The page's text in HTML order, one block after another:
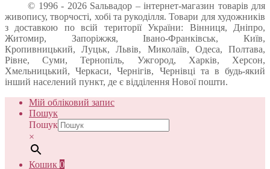
© 1996 - 2026 Sальвадор – інтернет-магазин товарів для
живопису, творчості, хобі та рукоділля. Товари для художників
з доставкою по всій території України: Вінниця, Дніпро,
Житомир, Запоріжжя, Івано-Франківськ, Київ,
Кропивницький, Луцьк, Львів, Миколаїв, Одеса, Полтава,
Рівне, Суми, Тернопіль, Ужгород, Харків, Херсон,
Хмельницький, Черкаси, Чернігів, Чернівці та в будь-який
інший населений пункт, де є відділення Нової пошти.
Мій обліковий запис
Пошук
Пошук
×
Кошик 0